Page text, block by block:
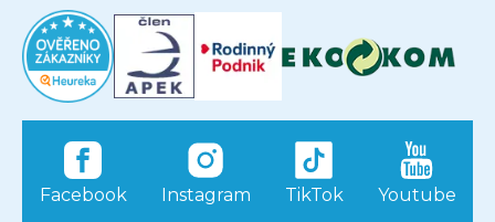
Facebook Instagram TikTok Youtube